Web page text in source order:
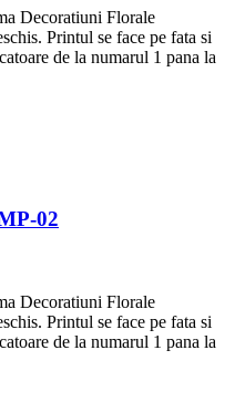
Decoratiuni Florale
Printul se face pe fata si
de la numarul 1 pana la
02
Decoratiuni Florale
Printul se face pe fata si
de la numarul 1 pana la